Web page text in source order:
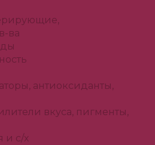
ва
антиоксиданты,
вкуса, пигменты,
и с/х